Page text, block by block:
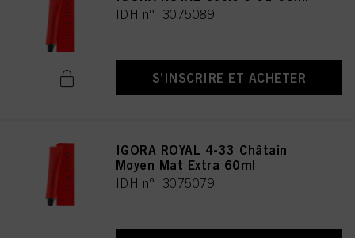
IDH n° 3075089
S’INSCRIRE ET ACHETER
IGORA ROYAL 4-33 Châtain
Moyen Mat Extra 60ml
IDH n° 3075079